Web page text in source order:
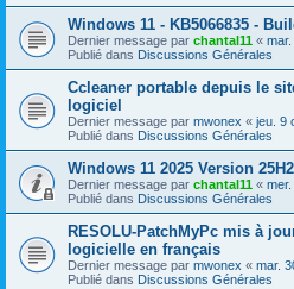
Windows 11 - KB5066835 -
Dernier message par chantal11 «
Publié dans Discussions Générales
Ccleaner portable depuis le
logiciel
Dernier message par mwonex « jeu. 9
Publié dans Discussions Générales
Windows 11 2025 Version
Dernier message par chantal11 «
Publié dans Discussions Générales
RESOLU-PatchMyPc mis à
logicielle en français
Dernier message par mwonex « mar.
Publié dans Discussions Générales